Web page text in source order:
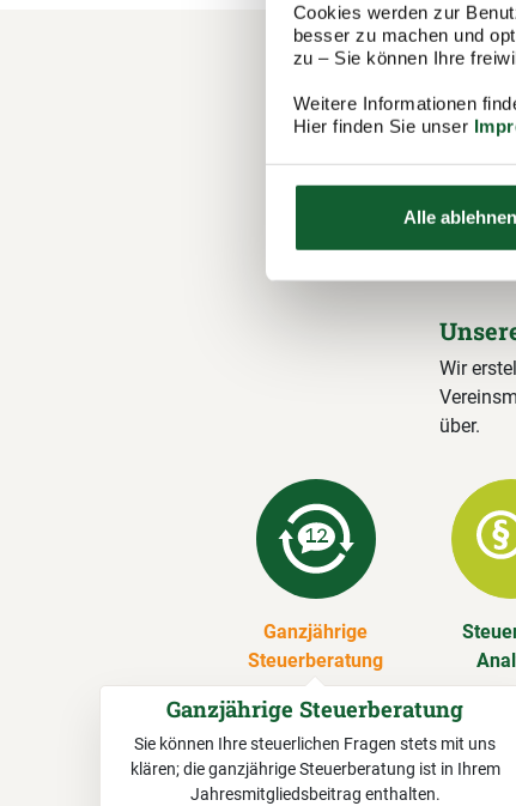
Cookies werden zur
besser zu machen und
zu – Sie können Ihre
Weitere Informationen
Hier finden Sie unser
Alle ablehnen
Ihre
Der
1.100
in
Wir
über.
Ganzjährige
Steuerberatung
Ganzjährige Steuerberatung
Sie können Ihre steuerlichen Fragen stets mit uns
klären; die ganzjährige Steuerberatung ist in Ihrem
Jahresmitgliedsbeitrag enthalten.